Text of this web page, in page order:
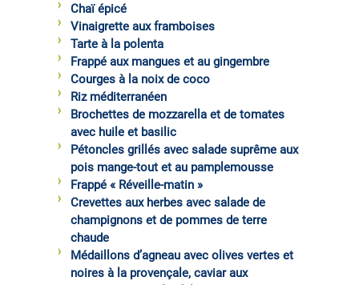
Chaï épicé
Vinaigrette aux framboises
Tarte à la polenta
Frappé aux mangues et au gingembre
Courges à la noix de coco
Riz méditerranéen
Brochettes de mozzarella et de tomates
avec huile et basilic
Pétoncles grillés avec salade suprême aux
pois mange-tout et au pamplemousse
Frappé « Réveille-matin »
Crevettes aux herbes avec salade de
champignons et de pommes de terre
chaude
Médaillons d’agneau avec olives vertes et
noires à la provençale, caviar aux